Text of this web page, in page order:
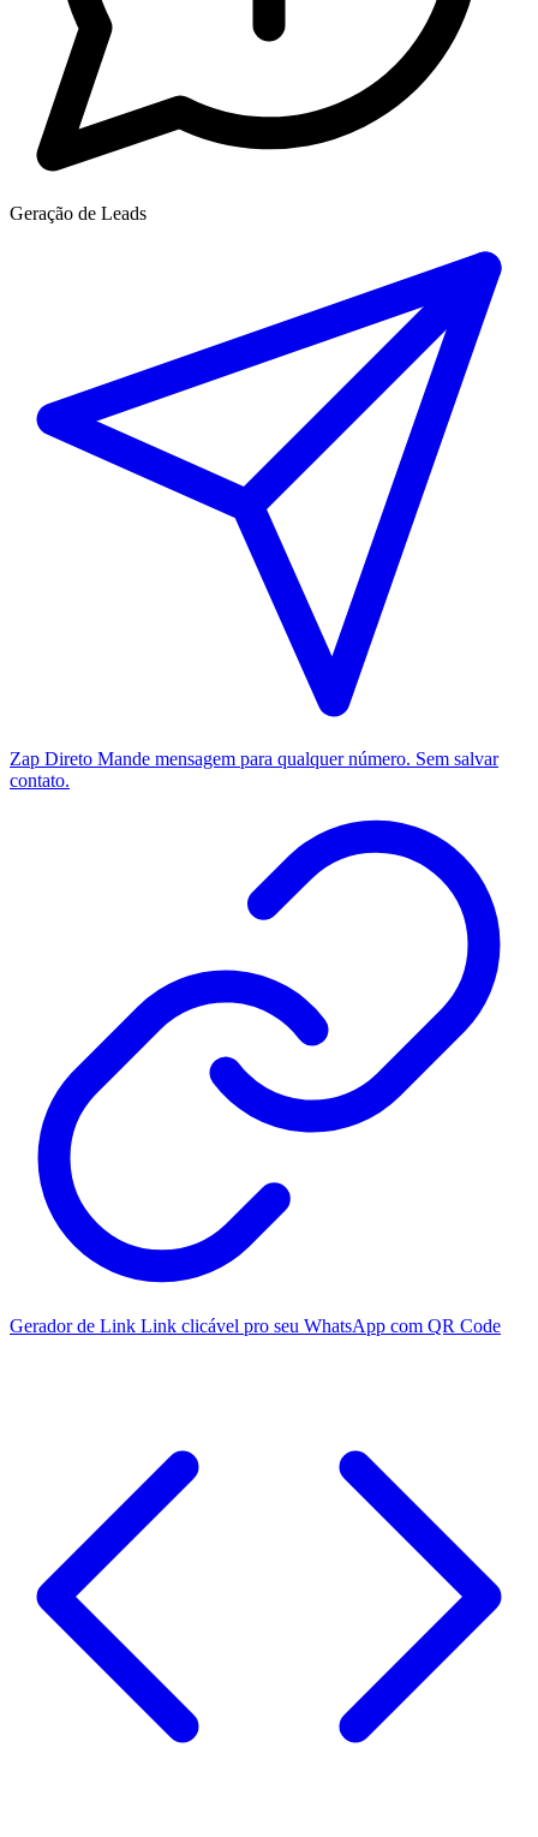
Geração de Leads
Zap Direto Mande mensagem para qualquer número. Sem salvar
contato.
Gerador de Link Link clicável pro seu WhatsApp com QR Code